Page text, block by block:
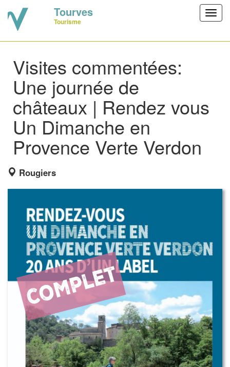
Tourves
Tourisme
Visites commentées:
Une journée de
châteaux | Rendez vous
Un Dimanche en
Provence Verte Verdon
Rougiers